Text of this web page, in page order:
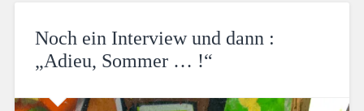
Noch ein Interview und dann :
„Adieu, Sommer … !“